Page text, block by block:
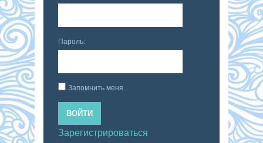
Пароль:
Запомнить меня
ВОЙТИ
Зарегистрироваться